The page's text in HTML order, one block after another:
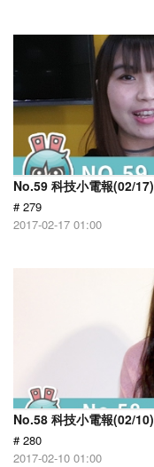
No.59 科技小電報(02/17)
# 279
2017-02-17 01:00
No.58 科技小電報(02/10)
# 280
2017-02-10 01:00